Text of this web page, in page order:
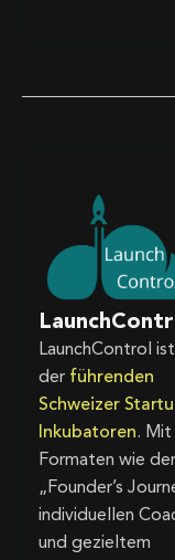
LaunchControl
der führenden
Schweizer
Inkubatoren. Mit
Formaten wie der
„Founder’s
individuellen
und gezieltem